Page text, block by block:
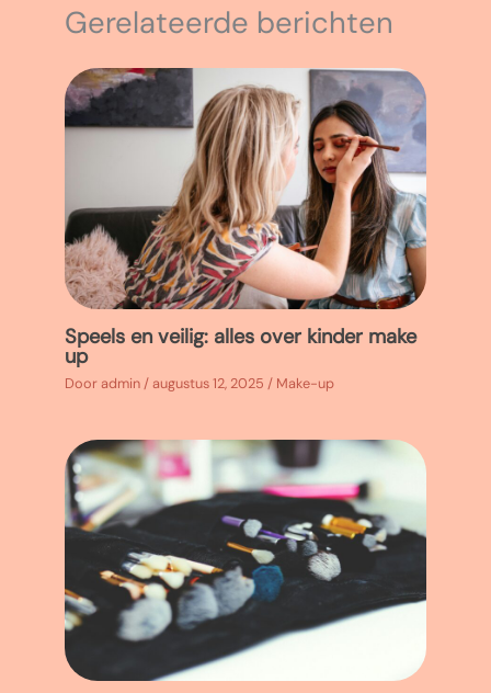
Gerelateerde berichten
Speels en veilig: alles over kinder make
up
Dooradmin /augustus 12, 2025 / Make-up